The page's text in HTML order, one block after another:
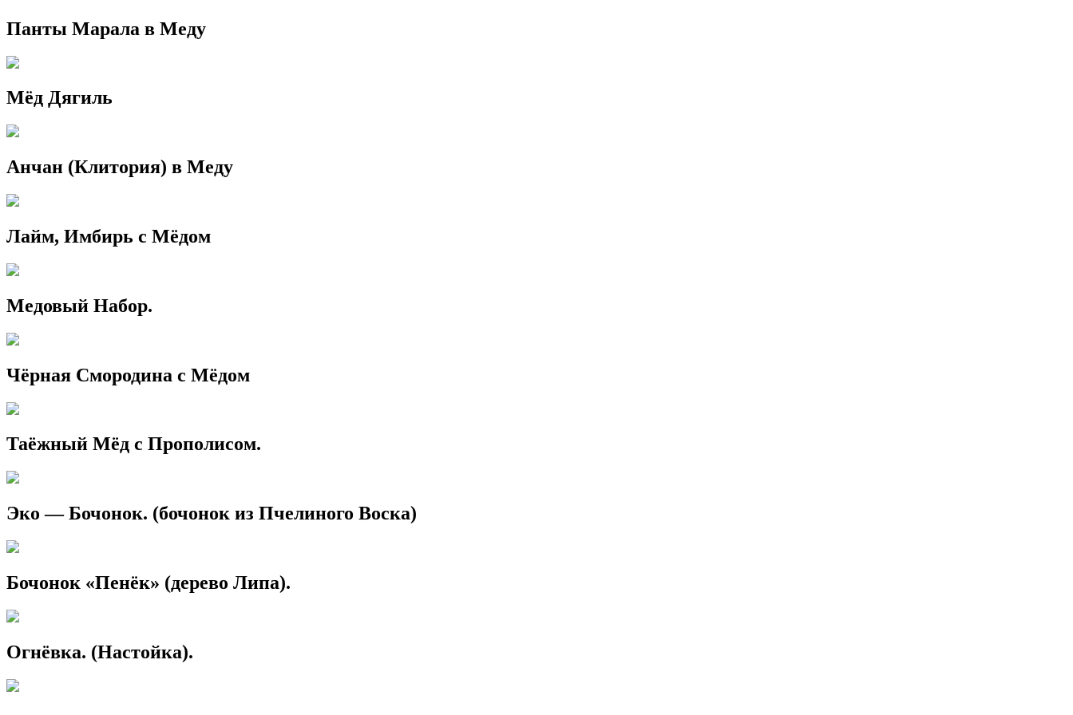
Панты Марала в Меду
Мёд Дягиль
Анчан (Клитория) в Меду
Лайм, Имбирь с Мёдом
Медовый Набор.
Чёрная Смородина с Мёдом
Таёжный Мёд с Прополисом.
Эко — Бочонок. (бочонок из Пчелиного Воска)
Бочонок «Пенёк» (дерево Липа).
Огнёвка. (Настойка).